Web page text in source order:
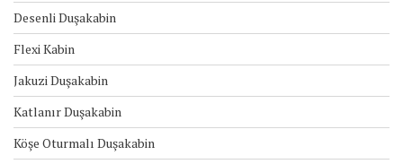
Desenli Duşakabin
Flexi Kabin
Jakuzi Duşakabin
Katlanır Duşakabin
Köşe Oturmalı Duşakabin